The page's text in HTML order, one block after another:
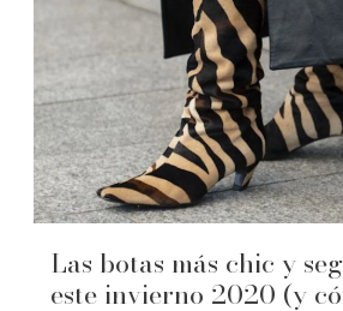
Las botas más chic y
este invierno 2020 (y